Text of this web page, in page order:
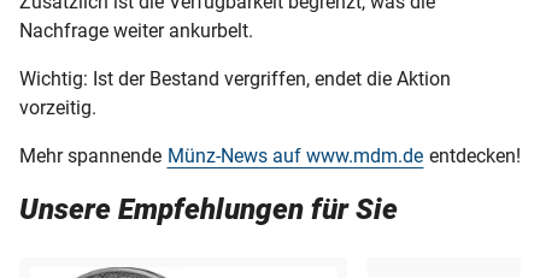
Nachfrage weiter ankurbelt.
Wichtig: Ist der Bestand vergriffen, endet die Aktion
vorzeitig.
Mehr spannende Münz-News auf www.mdm.de entdecken!
Unsere Empfehlungen für Sie